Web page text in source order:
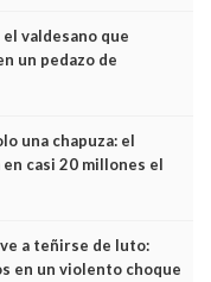
valdesano que
un pedazo de
una chapuza: el
casi 20 millones el
no cabían por los
a teñirse de luto:
en un violento choque